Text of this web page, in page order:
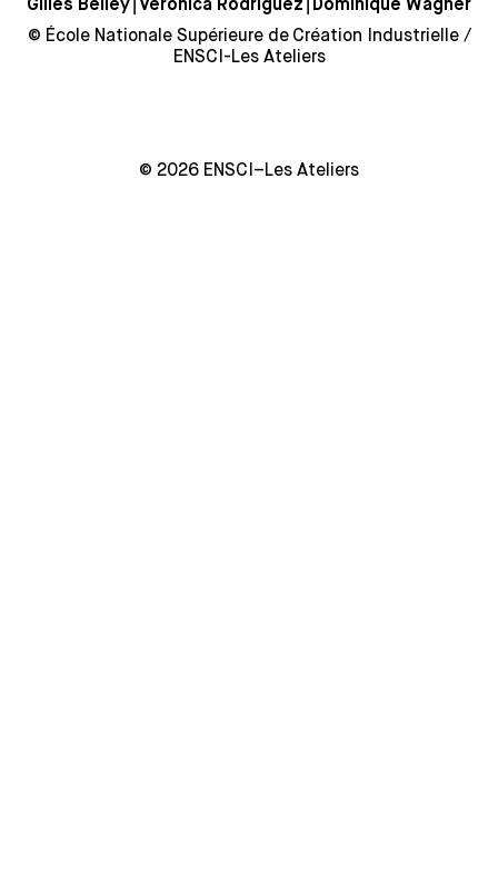
Gilles Belley Veronica Rodriguez Dominique Wagner
© École Nationale Supérieure de Création Industrielle /
ENSCI-Les Ateliers
© 2026 ENSCI–Les Ateliers